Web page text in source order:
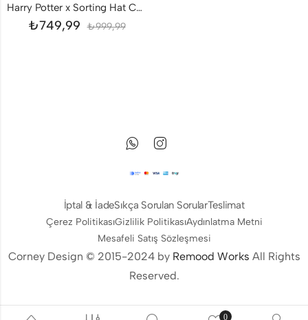
Harry Potter x Sorting Hat Charm 925 ayar gümüş
₺749,99 ₺999,99
İptal & İadeSıkça Sorulan SorularTeslimat
Çerez PolitikasıGizlilik PolitikasıAydınlatma Metni
Mesafeli Satış Sözleşmesi
Corney Design © 2015-2024 by Remood Works All Rights
Reserved.
0